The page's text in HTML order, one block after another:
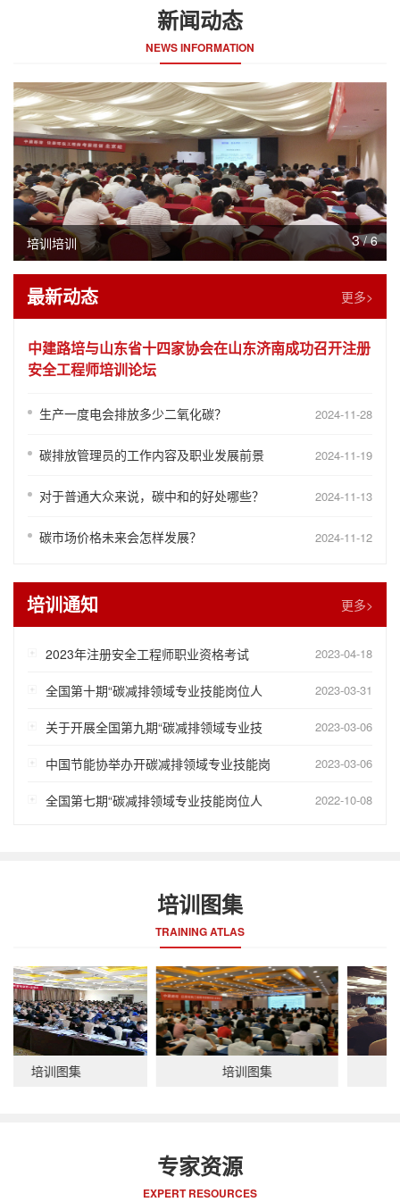
新闻动态
NEWS INFORMATION
培训培训 3/6
最新动态 更多>
中建路培与山东省十四家协会在山东济南成功召开注册
安全工程师培训论坛
生产一度电会排放多少二氧化碳？ 2024-11-28
碳排放管理员的工作内容及职业发展前景 2024-11-19
对于普通大众来说，碳中和的好处哪些？ 2024-11-13
碳市场价格未来会怎样发展？ 2024-11-12
培训通知 更多>
2023年注册安全工程师职业资格考试 2023-04-18
全国第十期“碳减排领域专业技能岗位人 2023-03-31
关于开展全国第九期“碳减排领域专业技 2023-03-06
中国节能协举办开碳减排领域专业技能岗 2023-03-06
全国第七期“碳减排领域专业技能岗位人 2022-10-08
培训图集
TRAINING ATLAS
训图集 培训图集
专家资源
EXPERT RESOURCES